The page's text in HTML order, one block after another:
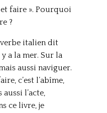
faire ». Pourquoi
?
italien dit
a la mer. Sur la
aussi naviguer.
c’est l’abîme,
l’acte,
ce livre, je